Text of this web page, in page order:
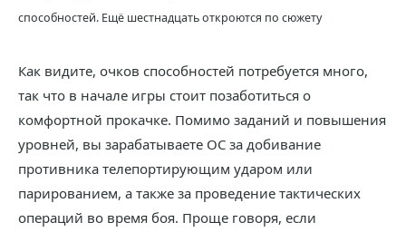
способностей. Ещё шестнадцать откроются по сюжету
Как видите, очков способностей потребуется много,
так что в начале игры стоит позаботиться о
комфортной прокачке. Помимо заданий и повышения
уровней, вы зарабатываете ОС за добивание
противника телепортирующим ударом или
парированием, а также за проведение тактических
операций во время боя. Проще говоря, если